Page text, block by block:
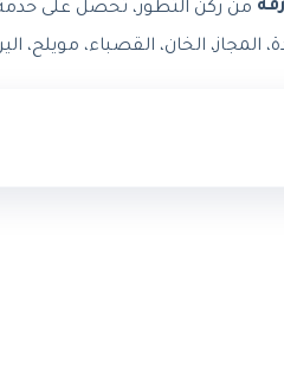
من ركن التطور، تحصل على خدمة
الخان، القصباء، مويلح،